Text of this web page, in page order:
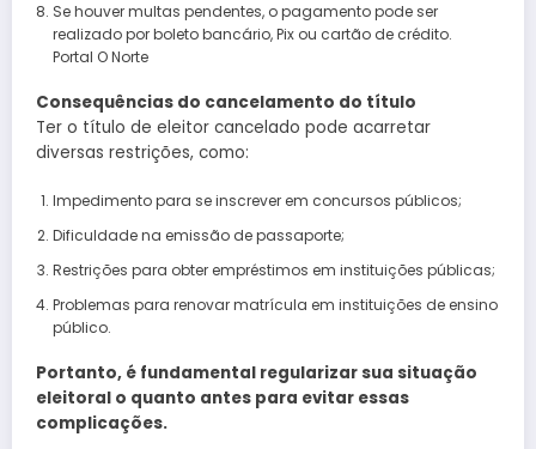
Se houver multas pendentes, o pagamento pode ser
realizado por boleto bancário, Pix ou cartão de crédito.
Portal O Norte
Consequências do cancelamento do título
Ter o título de eleitor cancelado pode acarretar
diversas restrições, como:
Impedimento para se inscrever em concursos públicos;
Dificuldade na emissão de passaporte;
Restrições para obter empréstimos em instituições públicas;
Problemas para renovar matrícula em instituições de ensino
público.
Portanto, é fundamental regularizar sua situação
eleitoral o quanto antes para evitar essas
complicações.